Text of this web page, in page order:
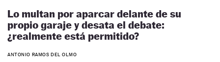
Lo multan por aparcar delante de su
propio garaje y desata el debate:
¿realmente está permitido?
ANTONIO RAMOS DEL OLMO